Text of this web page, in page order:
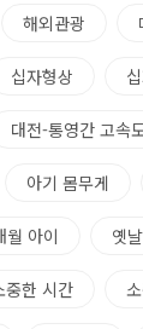
해외관광
십자형상
대전-통영간 고속
아기 몸무게
월 아이 옛
중한 시간